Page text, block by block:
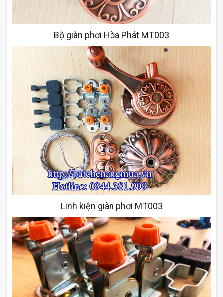
Bộ giàn phơi Hòa Phát MT003
Linh kiện giàn phơi MT003